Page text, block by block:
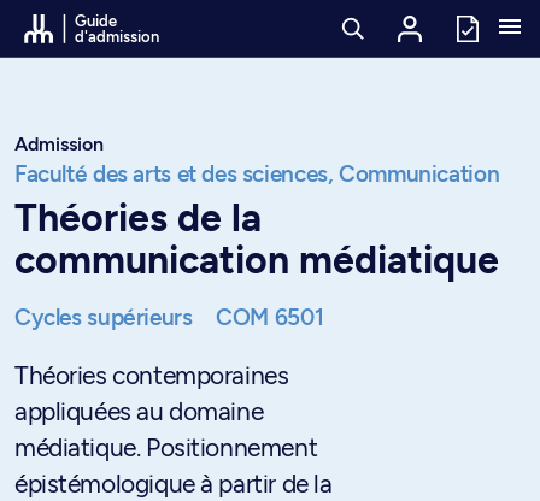
Passer au contenu
Guide
d'admission
Admission
Faculté des arts et des sciences, Communication
Théories de la
communication médiatique
Cycles supérieurs COM 6501
Théories contemporaines
appliquées au domaine
médiatique. Positionnement
épistémologique à partir de la